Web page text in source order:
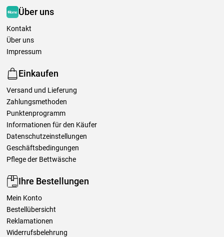
Über uns
Kontakt
Über uns
Impressum
Einkaufen
Versand und Lieferung
Zahlungsmethoden
Punktenprogramm
Informationen für den Käufer
Datenschutzeinstellungen
Geschäftsbedingungen
Pflege der Bettwäsche
Ihre Bestellungen
Mein Konto
Bestellübersicht
Reklamationen
Widerrufsbelehrung